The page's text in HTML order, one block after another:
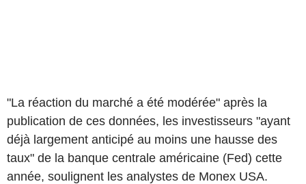
"La réaction du marché a été modérée" après la
publication de ces données, les investisseurs "ayant
déjà largement anticipé au moins une hausse des
taux" de la banque centrale américaine (Fed) cette
année, soulignent les analystes de Monex USA.